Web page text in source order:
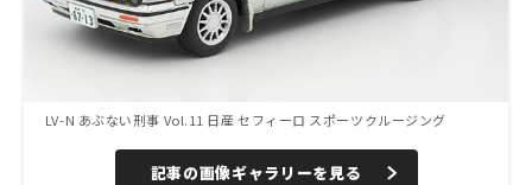
LV-N あぶない刑事 Vol.11 日産 セフィーロ スポーツクルージング
記事の画像ギャラリーを見る